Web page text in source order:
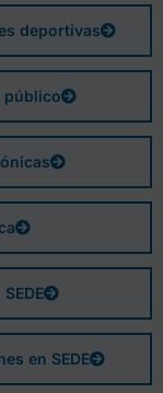
deportivas
público
en SEDE